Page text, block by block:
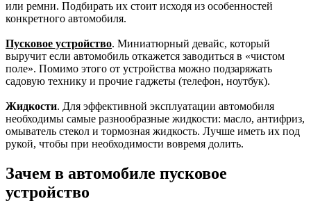
или ремни. Подбирать их стоит исходя из особенностей
конкретного автомобиля.
Пусковое устройство. Миниатюрный девайс, который
выручит если автомобиль откажется заводиться в «чистом
поле». Помимо этого от устройства можно подзаряжать
садовую технику и прочие гаджеты (телефон, ноутбук).
Жидкости. Для эффективной эксплуатации автомобиля
необходимы самые разнообразные жидкости: масло, антифриз,
омыватель стекол и тормозная жидкость. Лучше иметь их под
рукой, чтобы при необходимости вовремя долить.
Зачем в автомобиле пусковое
устройство